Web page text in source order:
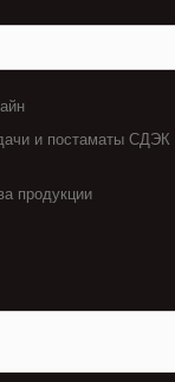
и постаматы СДЭК
продукции